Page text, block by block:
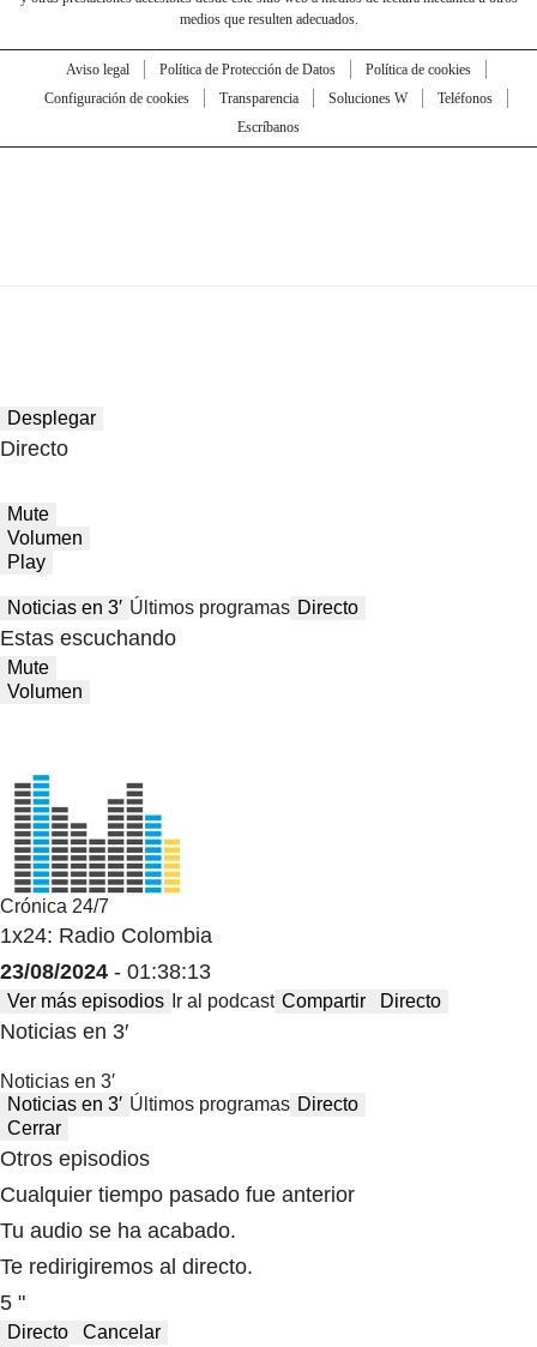
medios que resulten adecuados.
Aviso legal Política de Protección de Datos
Política de cookies
Configuración de cookies
Transparencia Soluciones W
Teléfonos
Escríbanos
Desplegar
Directo
Mute
Volumen
Play
Noticias en 3′ Últimos programas Directo
Estas escuchando
Mute
Volumen
Crónica 24/7
1x24: Radio Colombia
23/08/2024 - 01:38:13
Ver más episodios Ir al podcast Compartir Directo
Noticias en 3′
Noticias en 3′
Noticias en 3′ Últimos programas Directo
Cerrar
Otros episodios
Cualquier tiempo pasado fue anterior
Tu audio se ha acabado.
Te redirigiremos al directo.
5 "
Directo
Cancelar